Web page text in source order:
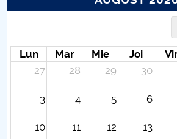
Lun Mar Mie Joi
27
28 29 30
3 4 5 6
10 11 12 13